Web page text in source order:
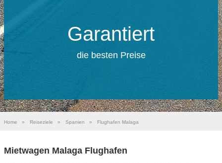
Garantiert
die besten Preise
Home » Reiseziele » Spanien » Flughafen Malaga
Mietwagen Malaga Flughafen